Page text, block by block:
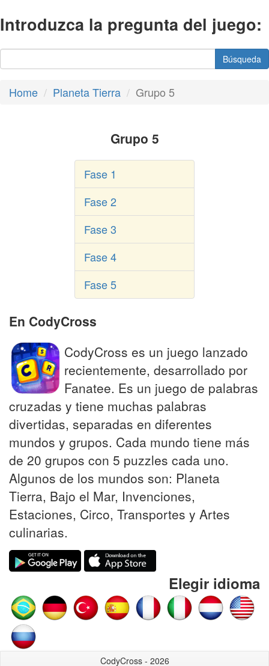
Introduzca la pregunta del juego:
Búsqueda
Home Planeta Tierra Grupo 5
Grupo 5
Fase 1
Fase 2
Fase 3
Fase 4
Fase 5
En CodyCross
CodyCross es un juego lanzado
recientemente, desarrollado por
Fanatee. Es un juego de palabras
cruzadas y tiene muchas palabras
divertidas, separadas en diferentes
mundos y grupos. Cada mundo tiene más
de 20 grupos con 5 puzzles cada uno.
Algunos de los mundos son: Planeta
Tierra, Bajo el Mar, Invenciones,
Estaciones, Circo, Transportes y Artes
culinarias.
Elegir idioma
CodyCross - 2026